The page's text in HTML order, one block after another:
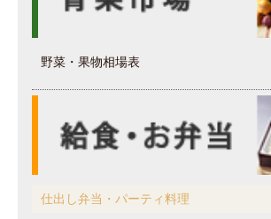
野菜・果物相場表
仕出し弁当・パーティ料理